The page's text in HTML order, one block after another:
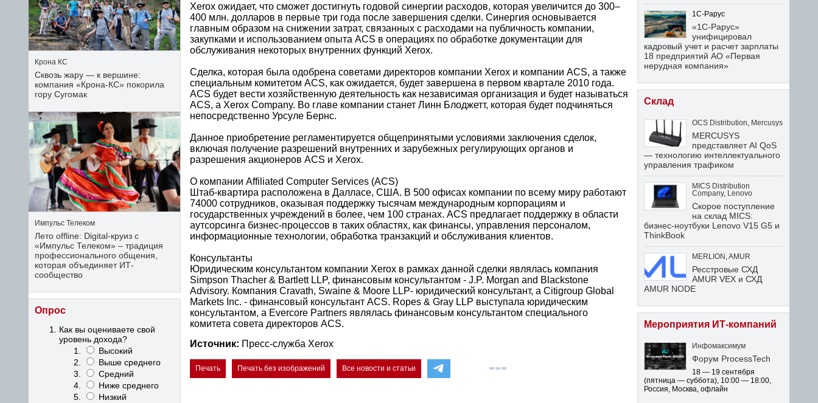
Xerox ожидает, что сможет достигнуть годовой синергии расходов, которая увеличится до 300–
400 млн. долларов в первые три года после завершения сделки. Синергия основывается
главным образом на снижении затрат, связанных с расходами на публичность компании,
закупками и использованием опыта ACS в операциях по обработке документации для
обслуживания некоторых внутренних функций Xerox.
Сделка, которая была одобрена советами директоров компании Xerox и компании ACS, а также
специальным комитетом ACS, как ожидается, будет завершена в первом квартале 2010 года.
ACS будет вести хозяйственную деятельность как независимая организация и будет называться
ACS, a Xerox Company. Во главе компании станет Линн Блоджетт, которая будет подчиняться
непосредственно Урсуле Бернс.
Данное приобретение регламентируется общепринятыми условиями заключения сделок,
включая получение разрешений внутренних и зарубежных регулирующих органов и
разрешения акционеров ACS и Xerox.
О компании Affiliated Computer Services (АСS)
Штаб-квартира расположена в Далласе, США. В 500 офисах компании по всему миру работают
74000 сотрудников, оказывая поддержку тысячам международным корпорациям и
государственных учреждений в более, чем 100 странах. АCS предлагает поддержку в области
аутсорсинга бизнес-процессов в таких областях, как финансы, управления персоналом,
информационные технологии, обработка транзакций и обслуживания клиентов.
Консультанты
Юридическим консультантом компании Xerox в рамках данной сделки являлась компания
Simpson Thacher & Bartlett LLP, финансовым консультантом - J.P. Morgan and Blackstone
Advisory. Компания Cravath, Swaine & Moore LLP- юридический консультант, а Citigroup Global
Markets Inc. - финансовый консультант ACS. Ropes & Gray LLP выступала юридическим
консультантом, а Evercore Partners являлась финансовым консультантом специального
комитета совета директоров ACS.
Источник: Пресс-служба Xerox
Печать Печать без изображений Все новости и статьи
Крона КС
Сквозь жару — к вершине:
компания «Крона‑КС» покорила
гору Сугомак
Импульс Телеком
Лето offline: Digital-круиз с
«Импульс Телеком» – традиция
профессионального общения,
которая объединяет ИТ-
сообщество
Опрос
Как вы оцениваете свой
уровень дохода?
Высокий
Выше среднего
Средний
Ниже среднего
Низкий
1С-Рарус
«1С-Рарус»
унифицировал
кадровый учет и расчет зарплаты
18 предприятий АО «Первая
нерудная компания»
Склад
OCS Distribution Mercusys
MERCUSYS
представляет AI QoS
— технологию интеллектуального
управления трафиком
MICS Distribution
Company, Lenovo
Скорое поступление
на склад MICS:
бизнес-ноутбуки Lenovo V15 G5 и
ThinkBook
MERLION AMUR
Ресстровые СХД
AMUR VEX и СХД
AMUR NODE
Мероприятия ИТ-компаний
Инфомаксимум
Форум ProcessTech
18 — 19 сентября
(пятница — суббота), 10:00 — 18:00,
Россия, Москва, офлайн